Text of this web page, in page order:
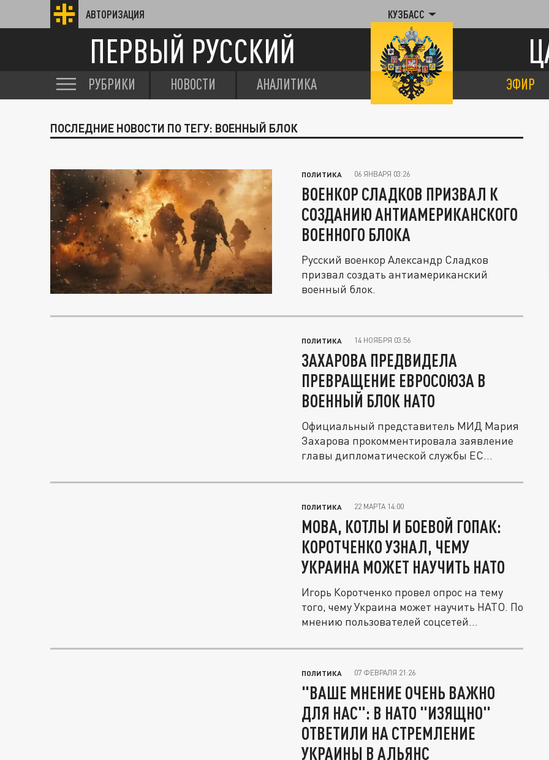
АВТОРИЗАЦИЯ КУЗБАСС
ПЕРВЫЙ РУССКИЙ
РУБРИКИ НОВОСТИ АНАЛИТИКА ЭФИР
ПОСЛЕДНИЕ НОВОСТИ ПО ТЕГУ: ВОЕННЫЙ БЛОК
ПОЛИТИКА 06 ЯНВАРЯ 03:26
ВОЕНКОР СЛАДКОВ ПРИЗВАЛ К
СОЗДАНИЮ АНТИАМЕРИКАНСКОГО
ВОЕННОГО БЛОКА
Русский военкор Александр Сладков
призвал создать антиамериканский
военный блок.
ПОЛИТИКА 14 НОЯБРЯ 03:56
ЗАХАРОВА ПРЕДВИДЕЛА
ПРЕВРАЩЕНИЕ ЕВРОСОЮЗА В
ВОЕННЫЙ БЛОК НАТО
Официальный представитель МИД Мария
Захарова прокомментировала заявление
главы дипломатической службы ЕС...
ПОЛИТИКА 22 МАРТА 14:00
МОВА, КОТЛЫ И БОЕВОЙ ГОПАК:
КОРОТЧЕНКО УЗНАЛ, ЧЕМУ
УКРАИНА МОЖЕТ НАУЧИТЬ НАТО
Игорь Коротченко провел опрос на тему
того, чему Украина может научить НАТО. По
мнению пользователей соцсетей...
ПОЛИТИКА 07 ФЕВРАЛЯ 21:26
"ВАШЕ МНЕНИЕ ОЧЕНЬ ВАЖНО
ДЛЯ НАС": В НАТО "ИЗЯЩНО"
ОТВЕТИЛИ НА СТРЕМЛЕНИЕ
УКРАИНЫ В АЛЬЯНС